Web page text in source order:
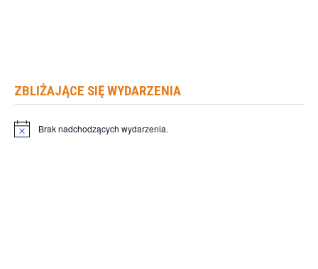
ZBLIŻAJĄCE SIĘ WYDARZENIA
Powiadomienie
Brak nadchodzących wydarzenia.